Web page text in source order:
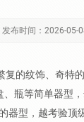
布时间：2026-05-
复的纹饰、奇特
、瓶等简单器型
器型，越考验顶